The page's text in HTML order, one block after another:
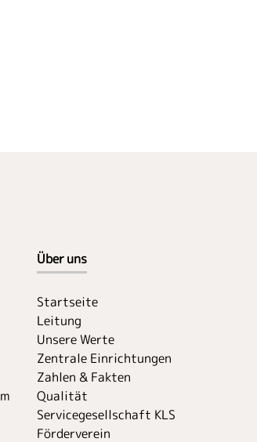
Über uns
Startseite
Leitung
Unsere Werte
Zentrale Einrichtungen
Zahlen & Fakten
Qualität
Servicegesellschaft KLS
Förderverein